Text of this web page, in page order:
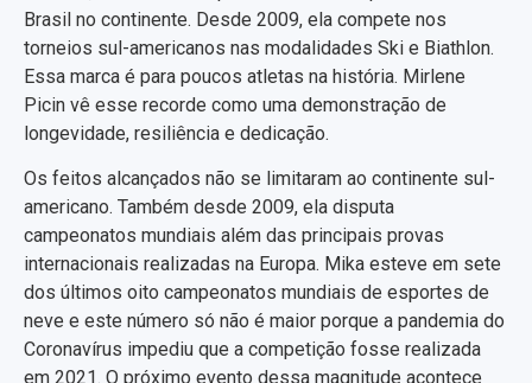
Brasil no continente. Desde 2009, ela compete nos
torneios sul-americanos nas modalidades Ski e Biathlon.
Essa marca é para poucos atletas na história. Mirlene
Picin vê esse recorde como uma demonstração de
longevidade, resiliência e dedicação.
Os feitos alcançados não se limitaram ao continente sul-
americano. Também desde 2009, ela disputa
campeonatos mundiais além das principais provas
internacionais realizadas na Europa. Mika esteve em sete
dos últimos oito campeonatos mundiais de esportes de
neve e este número só não é maior porque a pandemia do
Coronavírus impediu que a competição fosse realizada
em 2021. O próximo evento dessa magnitude acontece